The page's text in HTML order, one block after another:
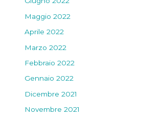
Maggio 2022
Aprile 2022
Marzo 2022
Febbraio 2022
Gennaio 2022
Dicembre 2021
Novembre 2021